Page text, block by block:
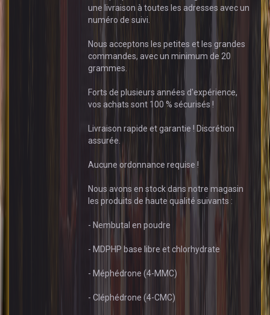
une livraison à toutes les adresses avec un
numéro de suivi.
Nous acceptons les petites et les grandes
commandes, avec un minimum de 20
grammes.
Forts de plusieurs années d'expérience,
vos achats sont 100 % sécurisés !
Livraison rapide et garantie ! Discrétion
assurée.
Aucune ordonnance requise !
Nous avons en stock dans notre magasin
les produits de haute qualité suivants :
- Nembutal en poudre
- MDPHP base libre et chlorhydrate
- Méphédrone (4-MMC)
- Cléphédrone (4-CMC)